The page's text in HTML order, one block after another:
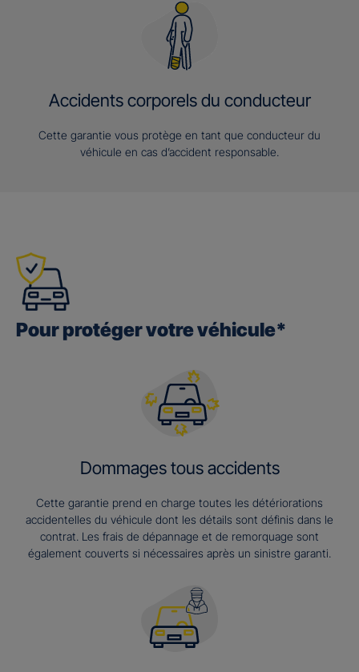
Accidents corporels du conducteur
Cette garantie vous protège en tant que conducteur du
véhicule en cas d’accident responsable.
Pour protéger votre véhicule*
Dommages tous accidents
Cette garantie prend en charge toutes les détériorations
accidentelles du véhicule dont les détails sont définis dans le
contrat. Les frais de dépannage et de remorquage sont
également couverts si nécessaires après un sinistre garanti.